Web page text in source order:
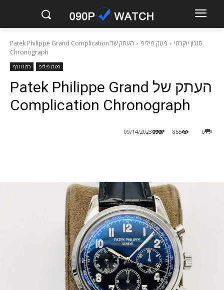
סגנון יוקרתי פטק פיליפ
העתק של Patek Philippe Grand Complication
Chronograph
פטק פיליפ כרונוגרף
העתק של Patek Philippe Grand
Complication Chronograph
090P
09/14/2023 0
855